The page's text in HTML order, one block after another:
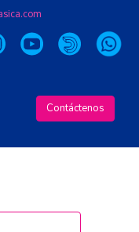
Contáctenos